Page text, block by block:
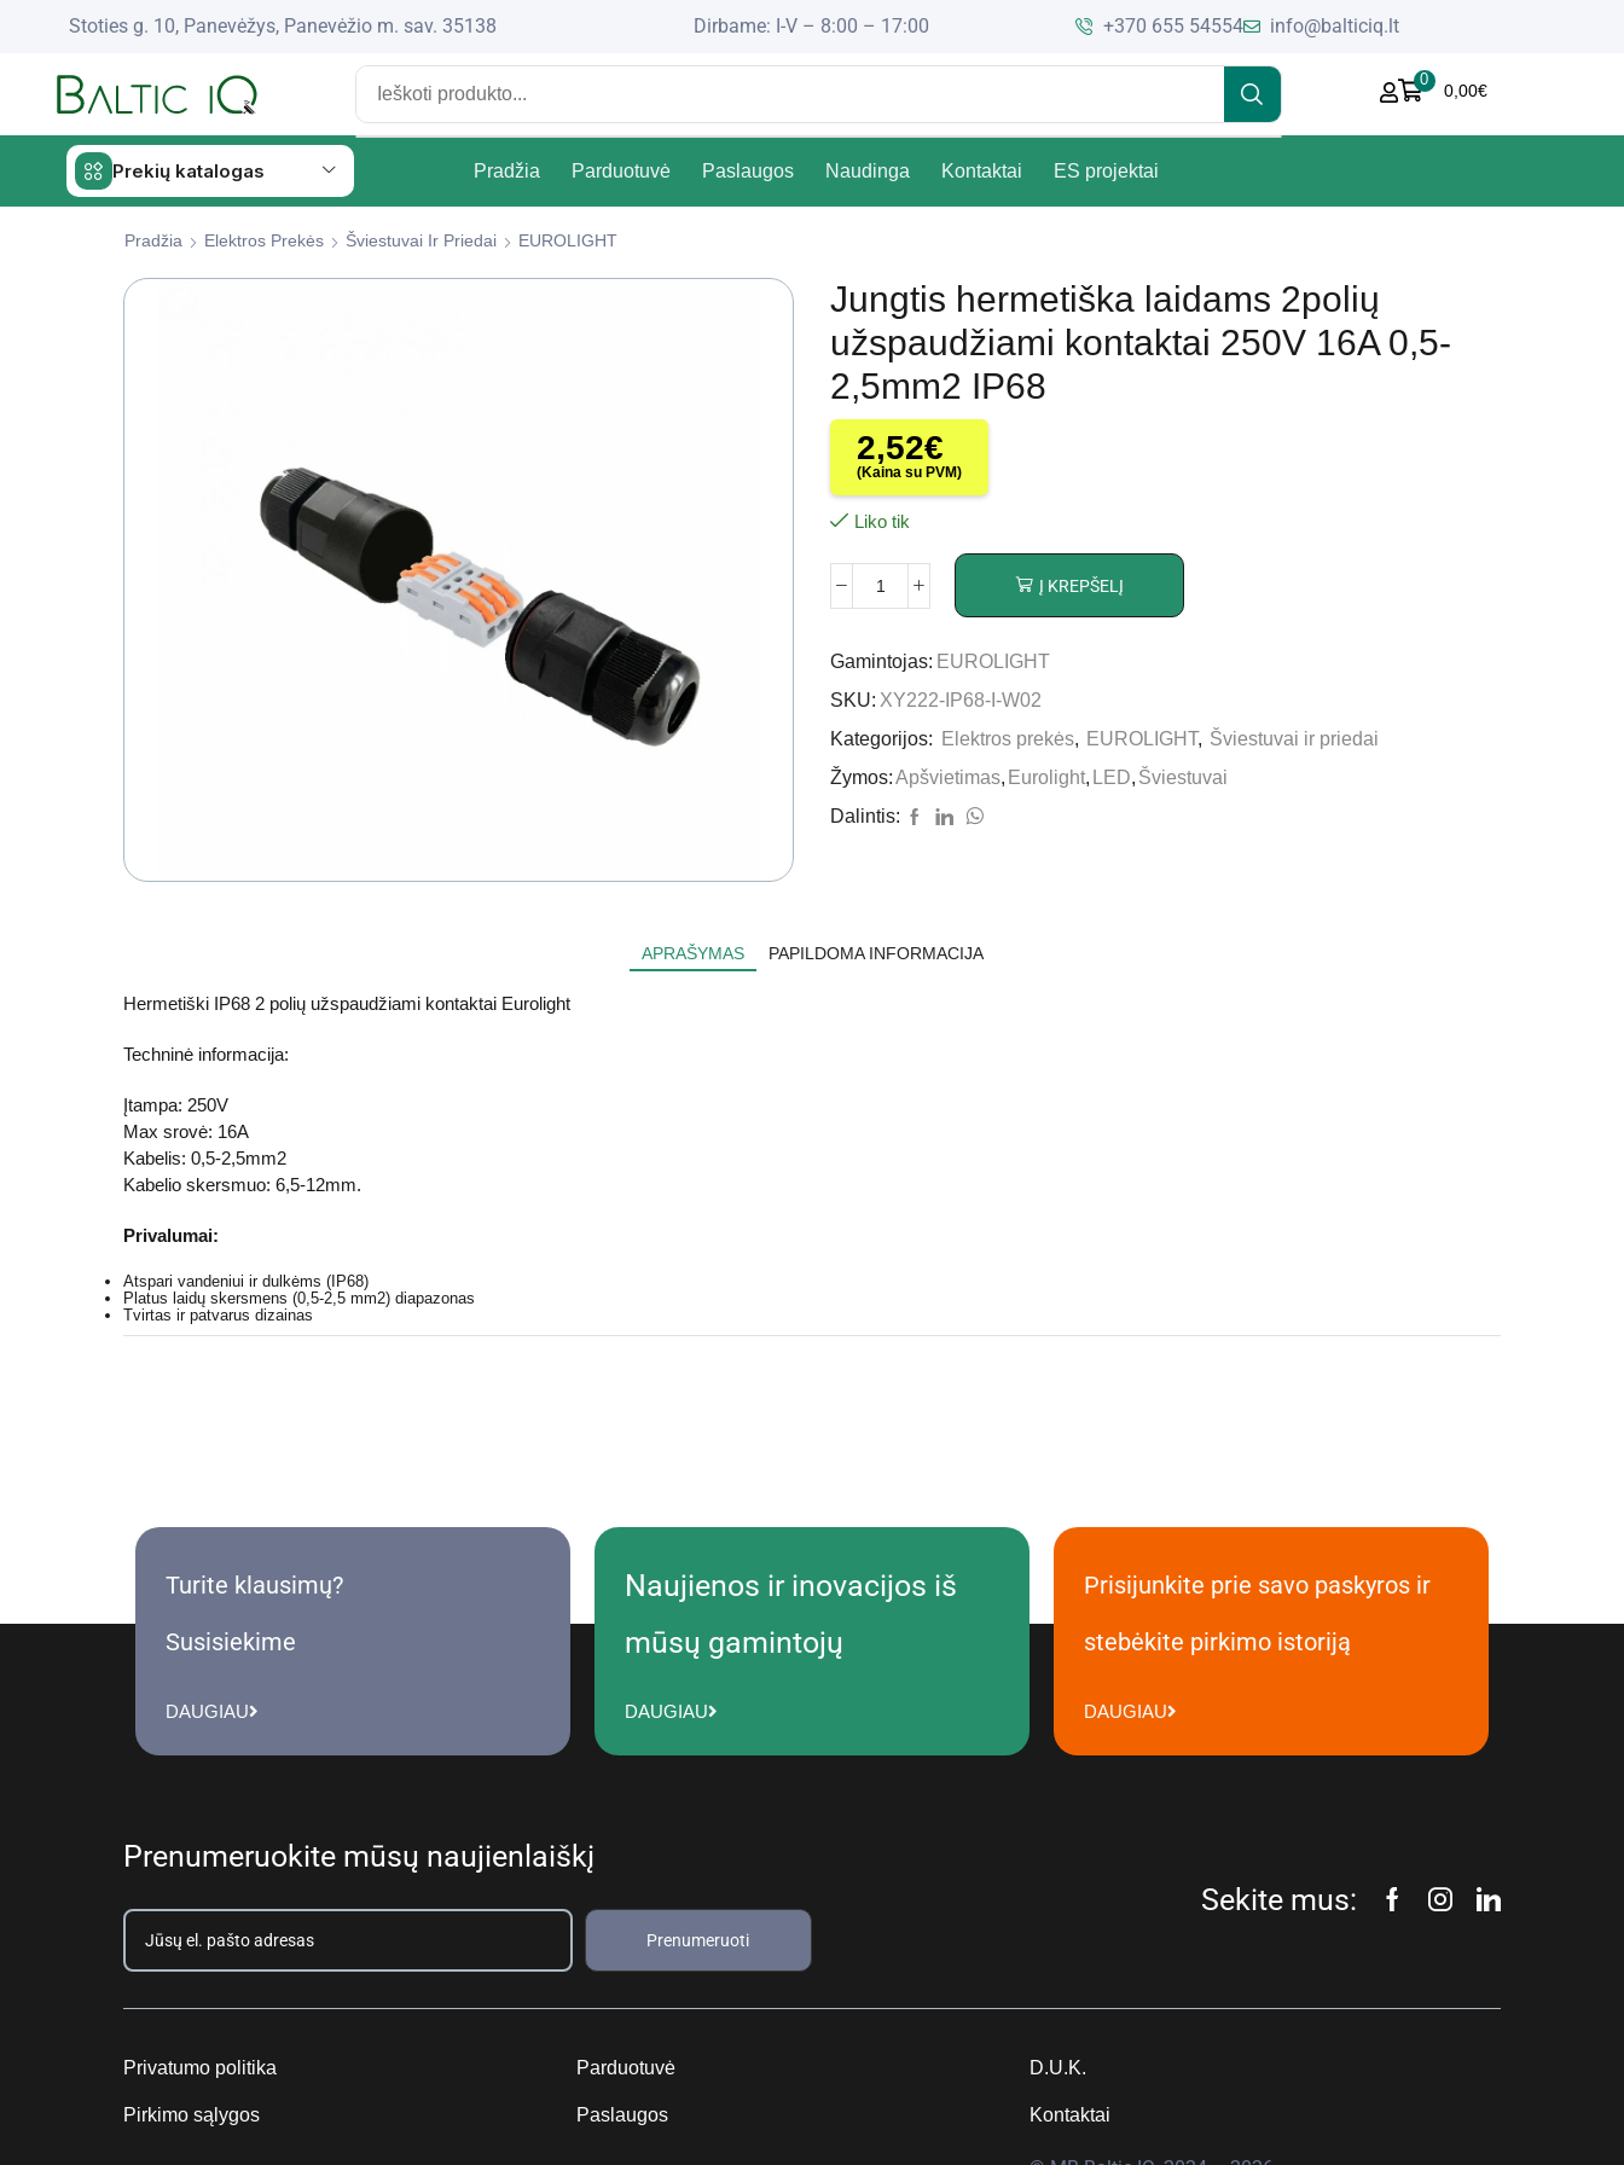
Stoties g. 10, Panevėžys, Panevėžio m. sav. 35138 Dirbame: I-V – 8:00 – 17:00 +370 655 54554 info@balticiq.lt
0
0,00€
Prekių katalogas Pradžia Parduotuvė Paslaugos Naudinga Kontaktai ES projektai
Pradžia Elektros Prekės Šviestuvai Ir Priedai EUROLIGHT
Jungtis hermetiška laidams 2polių
užspaudžiami kontaktai 250V 16A 0,5-
2,5mm2 IP68
2,52€
(Kaina su PVM)
Liko tik
Į KREPŠELĮ
Gamintojas: EUROLIGHT
SKU: XY222-IP68-I-W02
Kategorijos:
Elektros prekės, EUROLIGHT, Šviestuvai ir priedai
Žymos:Apšvietimas, Eurolight, LED, Šviestuvai
Dalintis:
APRAŠYMAS PAPILDOMA INFORMACIJA
Hermetiški IP68 2 polių užspaudžiami kontaktai Eurolight
Techninė informacija:
Įtampa: 250V
Max srovė: 16A
Kabelis: 0,5-2,5mm2
Kabelio skersmuo: 6,5-12mm.
Privalumai:
Atspari vandeniui ir dulkėms (IP68)
Platus laidų skersmens (0,5-2,5 mm2) diapazonas
Tvirtas ir patvarus dizainas
Turite klausimų?
Susisiekime
DAUGIAU
Naujienos ir inovacijos iš
mūsų gamintojų
DAUGIAU
Prisijunkite prie savo paskyros ir
stebėkite pirkimo istoriją
DAUGIAU
Prenumeruokite mūsų naujienlaiškį
Prenumeruoti
Sekite mus:
Privatumo politika
Pirkimo sąlygos
Parduotuvė
Paslaugos
D.U.K.
Kontaktai